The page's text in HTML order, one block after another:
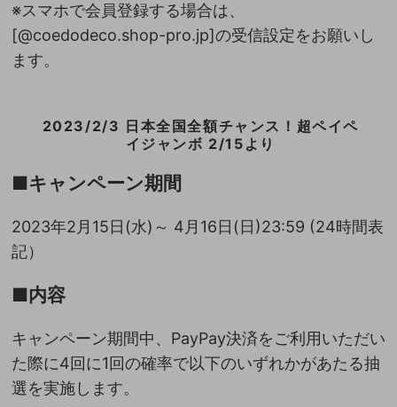
※スマホで会員登録する場合は、
[@coedodeco.shop-pro.jp]の受信設定をお願いし
ます。
2023/2/3 日本全国全額チャンス！超ペイペ
イジャンボ 2/15より
■キャンペーン期間
2023年2月15日(水)～ 4月16日(日)23:59 (24時間表
記）
■内容
キャンペーン期間中、PayPay決済をご利用いただい
た際に4回に1回の確率で以下のいずれかがあたる抽
選を実施します。